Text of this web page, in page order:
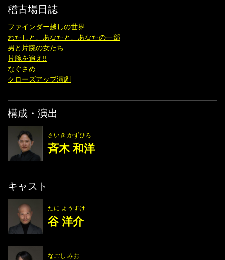
稽古場日誌
ファインダー越しの世界
わたしと、あなたと、あなたの一部
男と片腕の女たち
片腕を追え!!
なぐさめ
クローズアップ演劇
構成・演出
さいき かずひろ
斉木 和洋
キャスト
たに ようすけ
谷 洋介
なごし みお